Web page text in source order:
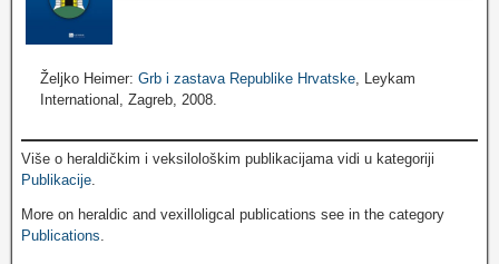
Željko Heimer: Grb i zastava Republike Hrvatske , Leykam
International, Zagreb, 2008.
Više o heraldičkim i veksilološkim publikacijama vidi u kategoriji
Publikacije.
More on heraldic and vexilloligcal publications see in the category
Publications.